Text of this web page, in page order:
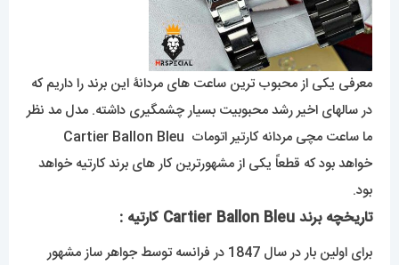
معرفی یکی از محبوب ترین ساعت های مردانۀ این برند را داریم که
در سالهای اخیر رشد محبوبیت بسیار چشمگیری داشته. مدل مد نظر
ما ساعت مچی مردانه کارتیر اتومات Cartier Ballon Bleu
خواهد بود که قطعاً یکی از مشهورترین کار های برند کارتیه خواهد
بود.
تاریخچه برند Cartier Ballon Bleu کارتیه :
برای اولین بار در سال 1847 در فرانسه توسط جواهر ساز مشهور